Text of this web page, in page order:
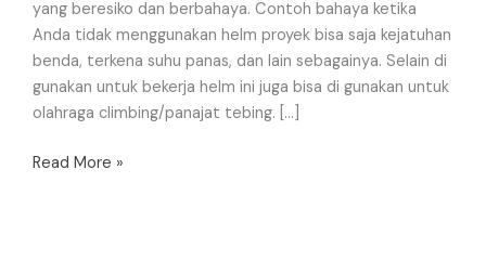
yang beresiko dan berbahaya. Contoh bahaya ketika
Anda tidak menggunakan helm proyek bisa saja kejatuhan
benda, terkena suhu panas, dan lain sebagainya. Selain di
gunakan untuk bekerja helm ini juga bisa di gunakan untuk
olahraga climbing/panajat tebing. […]
Read More »